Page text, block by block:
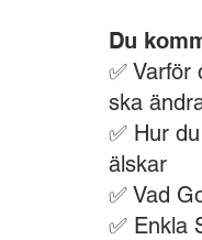
Du
✅ Varför
ska
✅ Hur
älskar
✅ Vad
✅ Enkla